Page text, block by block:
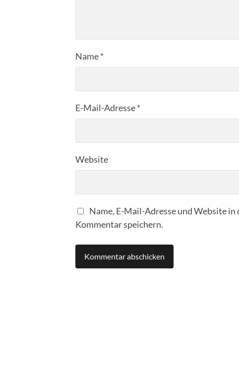
Name*
E-Mail-Adresse*
Website
Name, E-Mail-Adresse und Website
Kommentar speichern.